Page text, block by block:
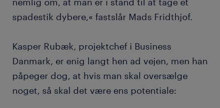
spadestik dybere,« fastslår Mads Fridthjof.
Kasper Rubæk, projektchef i Business
Danmark, er enig langt hen ad vejen, men han
påpeger dog, at hvis man skal oversælge
noget, så skal det være ens potentiale: